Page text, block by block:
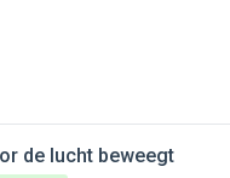
de lucht beweegt